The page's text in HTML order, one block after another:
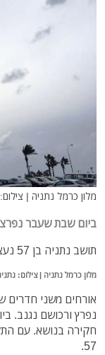
מלון כרמל נתניה |
ביום שבת שעבר
תושב נתניה בן 57 נעצר, אתמול (ראשון) הושג כנגדו כתב אישום.
מלון כרמל נתניה | צילום:
אורחים משני חדרים
חקירה בנושא. עם
57.